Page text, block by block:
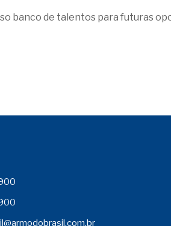
banco de talentos para futuras